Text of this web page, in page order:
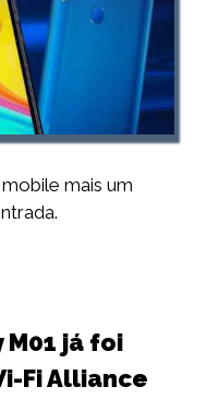
mais um
M01 já foi
Fi Alliance